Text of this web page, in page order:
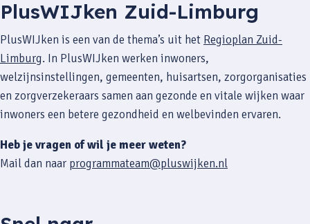
PlusWIJken Zuid-Limburg
PlusWIJken is een van de thema’s uit het Regioplan Zuid-
Limburg. In PlusWIJken werken inwoners,
welzijnsinstellingen, gemeenten, huisartsen, zorgorganisaties
en zorgverzekeraars samen aan gezonde en vitale wijken waar
inwoners een betere gezondheid en welbevinden ervaren.
Heb je vragen of wil je meer weten?
Mail dan naar programmateam@pluswijken.nl